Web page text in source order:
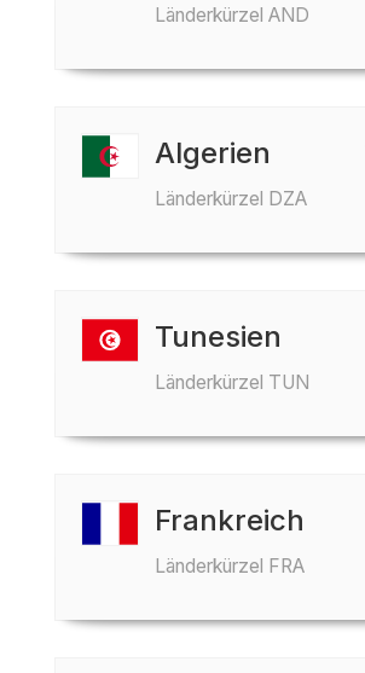
Länderkürzel AND
Algerien
Länderkürzel DZA
Tunesien
Länderkürzel TUN
Frankreich
Länderkürzel FRA